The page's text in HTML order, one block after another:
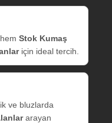
Stok Kumaş
için ideal tercih.
ve bluzlarda
arayan